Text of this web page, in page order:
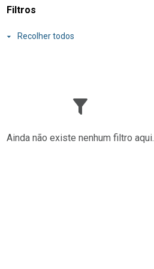
Filtros
Recolher todos
Ainda não existe nenhum filtro aqui.